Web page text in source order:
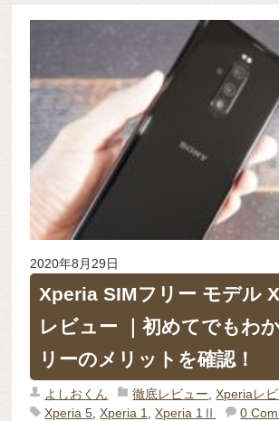
2020年8月29日
Xperia SIMフリー モデル
レビュー ｜初めてでもわ
リーのメリットを確認！
よしおくん 徹底レビュー ,Xperiaレ
Xperia 5 ,Xperia 1 ,Xperia 1Ⅱ
0